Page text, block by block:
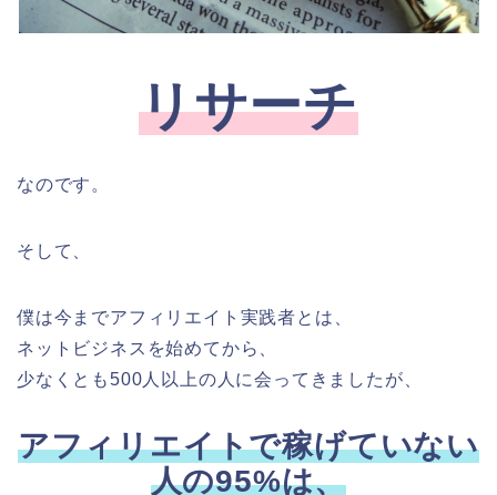
リサーチ
なのです。
そして、
僕は今までアフィリエイト実践者とは、
ネットビジネスを始めてから、
少なくとも500人以上の人に会ってきましたが、
アフィリエイトで稼げていない
人の95%は、